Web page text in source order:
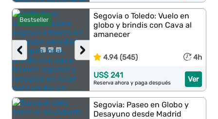
Bestseller
›
‹
Segovia o Toledo: Vuelo en
globo y brindis con Cava al
amanecer
4.94 (545) 4h
Ver
US$ 241
Reserva ahora y paga después
Segovia: Paseo en Globo y
Desayuno desde Madrid